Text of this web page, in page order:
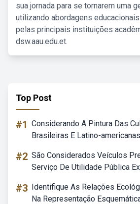
sua jornada para se tornarem uma
utilizando abordagens
pelas principais instituições
dsw.aau.edu.et.
Top Post
#1 Considerando A Pintura Das
Brasileiras E Latino-americanas
#2 São Considerados Veículos
Serviço De Utilidade Pública
#3 Identifique As Relações
Na Representação